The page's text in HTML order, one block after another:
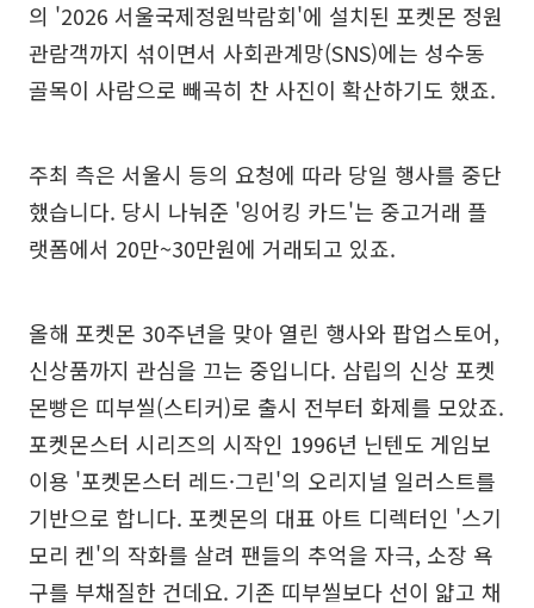
의 '2026 서울국제정원박람회'에 설치된 포켓몬 정원
관람객까지 섞이면서 사회관계망(SNS)에는 성수동
골목이 사람으로 빼곡히 찬 사진이 확산하기도 했죠.
주최 측은 서울시 등의 요청에 따라 당일 행사를 중단
했습니다. 당시 나눠준 '잉어킹 카드'는 중고거래 플
랫폼에서 20만~30만원에 거래되고 있죠.
올해 포켓몬 30주년을 맞아 열린 행사와 팝업스토어,
신상품까지 관심을 끄는 중입니다. 삼립의 신상 포켓
몬빵은 띠부씰(스티커)로 출시 전부터 화제를 모았죠.
포켓몬스터 시리즈의 시작인 1996년 닌텐도 게임보
이용 '포켓몬스터 레드·그린'의 오리지널 일러스트를
기반으로 합니다. 포켓몬의 대표 아트 디렉터인 '스기
모리 켄'의 작화를 살려 팬들의 추억을 자극, 소장 욕
구를 부채질한 건데요. 기존 띠부씰보다 선이 얇고 채